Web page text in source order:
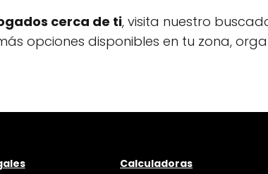
cerca de ti, visita nuestro
opciones disponibles en tu zona,
Calculadoras